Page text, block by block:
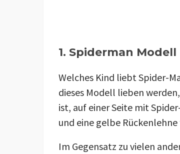
1. Spiderman
Welches Kind liebt Spider-
dieses Modell lieben
ist, auf einer Seite mit
und eine gelbe
Im Gegensatz zu vielen